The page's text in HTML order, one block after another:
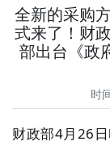
全新的采购
式来了！财政
部出台《政
时
财政部4月26